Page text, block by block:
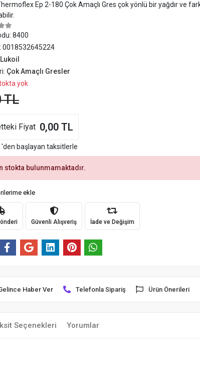
Ер 2-180 Çok Amaçlı Gres çok yönlü bir yağdır ve
8400
0018532645224
Lukoil
Çok Amaçlı Gresler
yok
TL
Fiyat 0,00 TL
'den başlayan taksitlerle
stokta bulunmamaktadır.
ekle
Güvenli Alışveriş İade ve Değişim
Haber Ver Telefonla Sipariş Ürün Önerileri
Seçenekleri Yorumlar